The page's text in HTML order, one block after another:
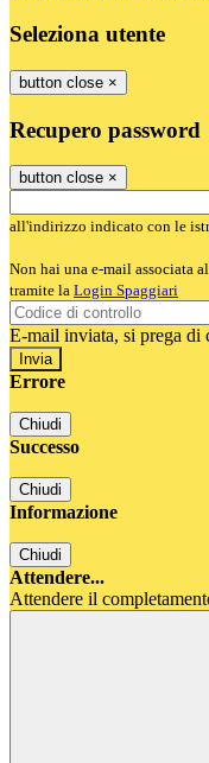
Seleziona utente
button close ×
Recupero password
button close ×
all'indirizzo indicato con le
Non hai una e-mail associata
tramite la Login Spaggiari
E-mail inviata, si prega di
Errore
Chiudi
Successo
Chiudi
Informazione
Chiudi
Attendere...
Attendere il